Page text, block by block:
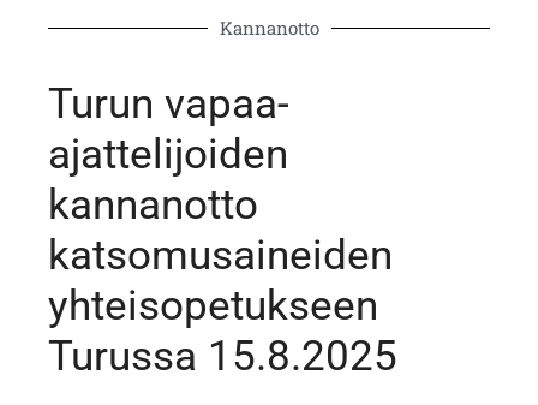
Kannanotto
Turun vapaa-
ajattelijoiden
kannanotto
katsomusaineiden
yhteisopetukseen
Turussa 15.8.2025